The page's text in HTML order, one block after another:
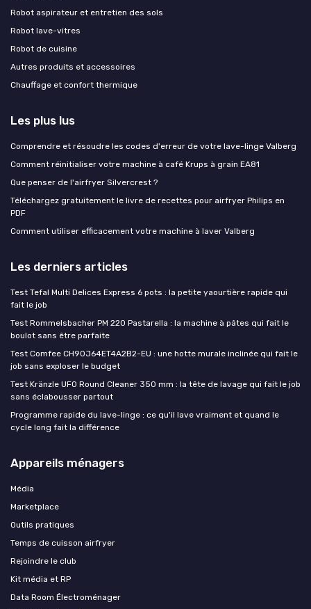
Robot aspirateur et entretien des sols
Robot lave-vitres
Robot de cuisine
Autres produits et accessoires
Chauffage et confort thermique
Les plus lus
Comprendre et résoudre les codes d'erreur de votre lave-linge Valberg
Comment réinitialiser votre machine à café Krups à grain EA81
Que penser de l'airfryer Silvercrest ?
Téléchargez gratuitement le livre de recettes pour airfryer Philips en
PDF
Comment utiliser efficacement votre machine à laver Valberg
Les derniers articles
Test Tefal Multi Delices Express 6 pots : la petite yaourtière rapide qui
fait le job
Test Rommelsbacher PM 220 Pastarella : la machine à pâtes qui fait le
boulot sans être parfaite
Test Comfee CH90J64ET4A2B2-EU : une hotte murale inclinée qui fait le
job sans exploser le budget
Test Kränzle UFO Round Cleaner 350 mm : la tête de lavage qui fait le job
sans éclabousser partout
Programme rapide du lave-linge : ce qu'il lave vraiment et quand le
cycle long fait la différence
Appareils ménagers
Média
Marketplace
Outils pratiques
Temps de cuisson airfryer
Rejoindre le club
Kit média et RP
Data Room Électroménager